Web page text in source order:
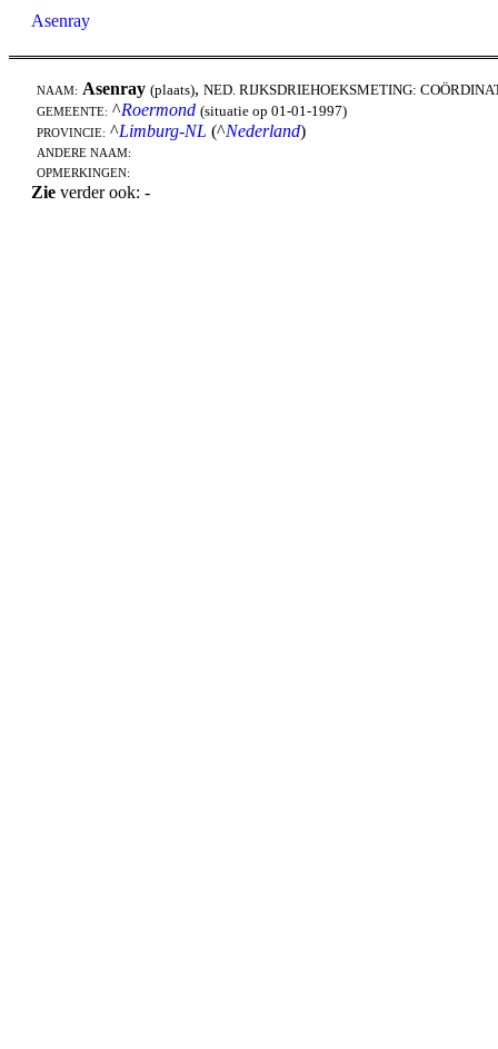
Asenray
NAAM: Asenray (plaats), NED. RIJKSDRIEHOEKSMETING:
GEMEENTE: ^Roermond (situatie op 01-01-1997)
PROVINCIE: ^Limburg-NL (^Nederland)
ANDERE NAAM:
OPMERKINGEN:
Zie verder ook: -